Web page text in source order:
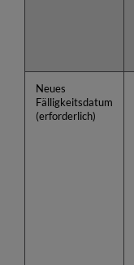
Neues
Fälligkeitsdatum
(erforderlich)